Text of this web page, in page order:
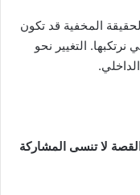
المخفية قد تكون
التغيير نحو
لا تنسى المشاركة